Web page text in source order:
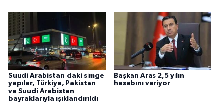
Suudi Arabistan'daki simge
yapılar, Türkiye, Pakistan
ve Suudi Arabistan
bayraklarıyla ışıklandırıldı
Başkan Aras 2,5 yılın
hesabını veriyor